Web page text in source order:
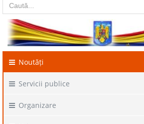
Noutăți
Servicii publice
Organizare